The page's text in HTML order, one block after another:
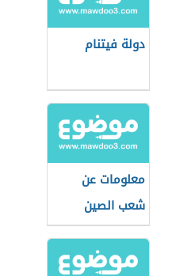
دولة فيتنام
معلومات عن
شعب الصين